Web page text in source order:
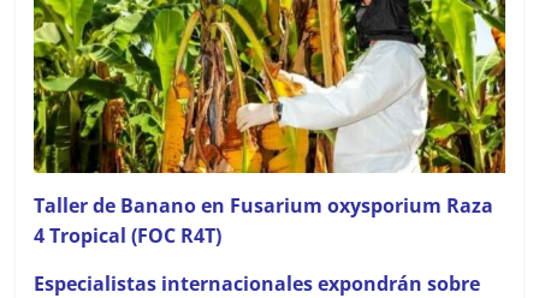
Taller de Banano en Fusarium oxysporium Raza
4 Tropical (FOC R4T)
Especialistas internacionales expondrán sobre